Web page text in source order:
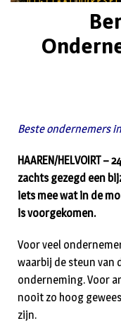
Beste ondernemers
HAAREN/HELVOIRT –
zachts gezegd een
iets mee wat in de
is voorgekomen.
Voor veel
waarbij de steun van
onderneming. Voor
nooit zo hoog
zijn.